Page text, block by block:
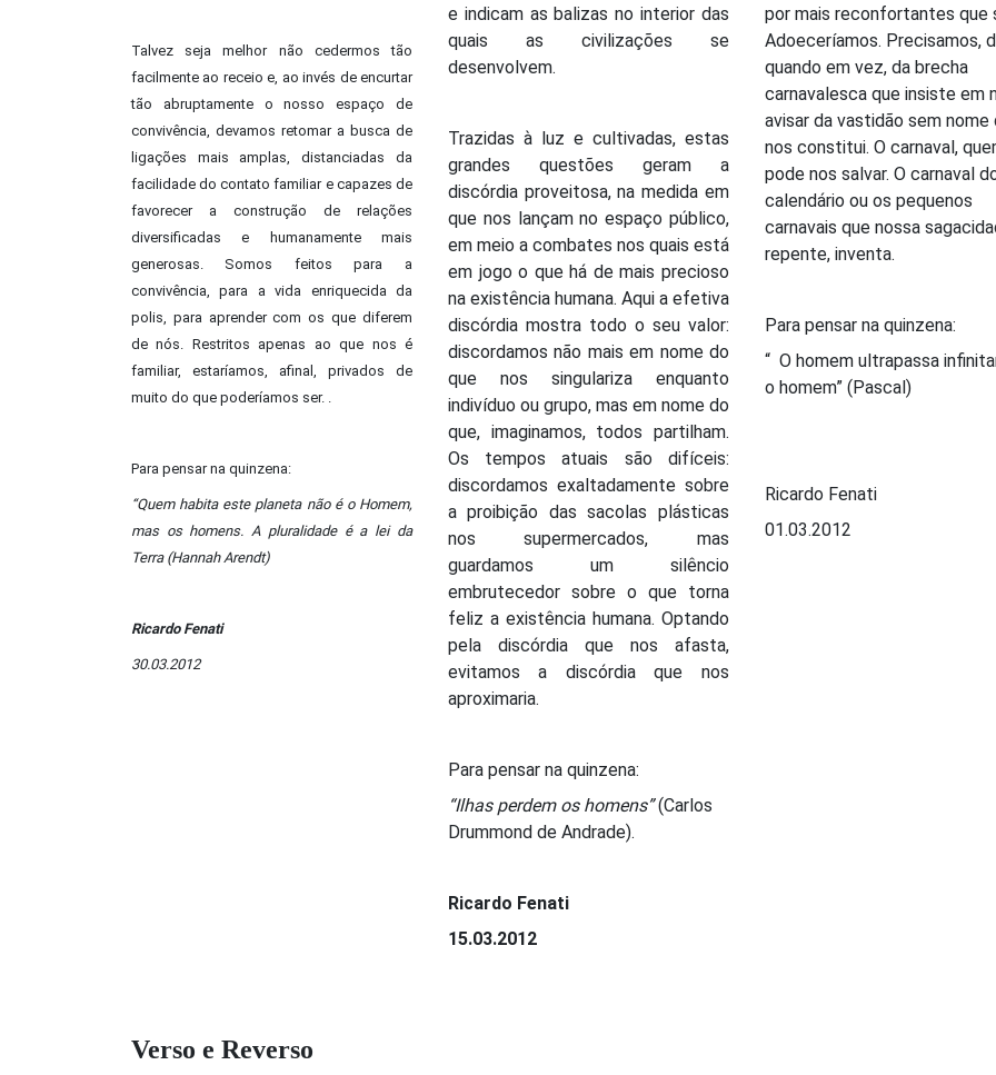
Talvez seja melhor não cedermos tão
facilmente ao receio e, ao invés de encurtar
tão abruptamente o nosso espaço de
convivência, devamos retomar a busca de
ligações mais amplas, distanciadas da
facilidade do contato familiar e capazes de
favorecer a construção de relações
diversificadas e humanamente mais
generosas. Somos feitos para a
convivência, para a vida enriquecida da
polis, para aprender com os que diferem
de nós. Restritos apenas ao que nos é
familiar, estaríamos, afinal, privados de
muito do que poderíamos ser. .
Para pensar na quinzena:
“Quem habita este planeta não é o Homem,
mas os homens. A pluralidade é a lei da
Terra (Hannah Arendt)
Ricardo Fenati
30.03.2012
e indicam as balizas no interior das
quais as civilizações se
desenvolvem.
Trazidas à luz e cultivadas, estas
grandes questões geram a
discórdia proveitosa, na medida em
que nos lançam no espaço público,
em meio a combates nos quais está
em jogo o que há de mais precioso
na existência humana. Aqui a efetiva
discórdia mostra todo o seu valor:
discordamos não mais em nome do
que nos singulariza enquanto
indivíduo ou grupo, mas em nome do
que, imaginamos, todos partilham.
Os tempos atuais são difíceis:
discordamos exaltadamente sobre
a proibição das sacolas plásticas
nos supermercados, mas
guardamos um silêncio
embrutecedor sobre o que torna
feliz a existência humana. Optando
pela discórdia que nos afasta,
evitamos a discórdia que nos
aproximaria.
Para pensar na quinzena:
“Ilhas perdem os homens”(Carlos
Drummond de Andrade).
Ricardo Fenati
15.03.2012
por mais reconfortantes que
Adoeceríamos. Precisamos,
quando em vez, da brecha
carnavalesca que insiste em
avisar da vastidão sem nome
nos constitui. O carnaval,
pode nos salvar. O carnaval
calendário ou os pequenos
carnavais que nossa
repente, inventa.
Para pensar na quinzena:
“ O homem ultrapassa
o homem” (Pascal)
Ricardo Fenati
01.03.2012
Verso e Reverso